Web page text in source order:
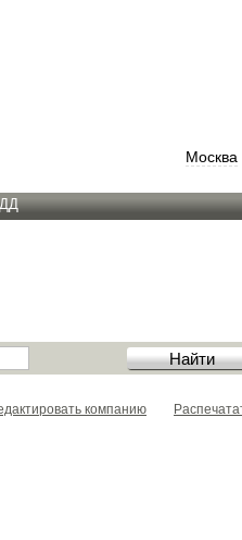
Москва
компанию